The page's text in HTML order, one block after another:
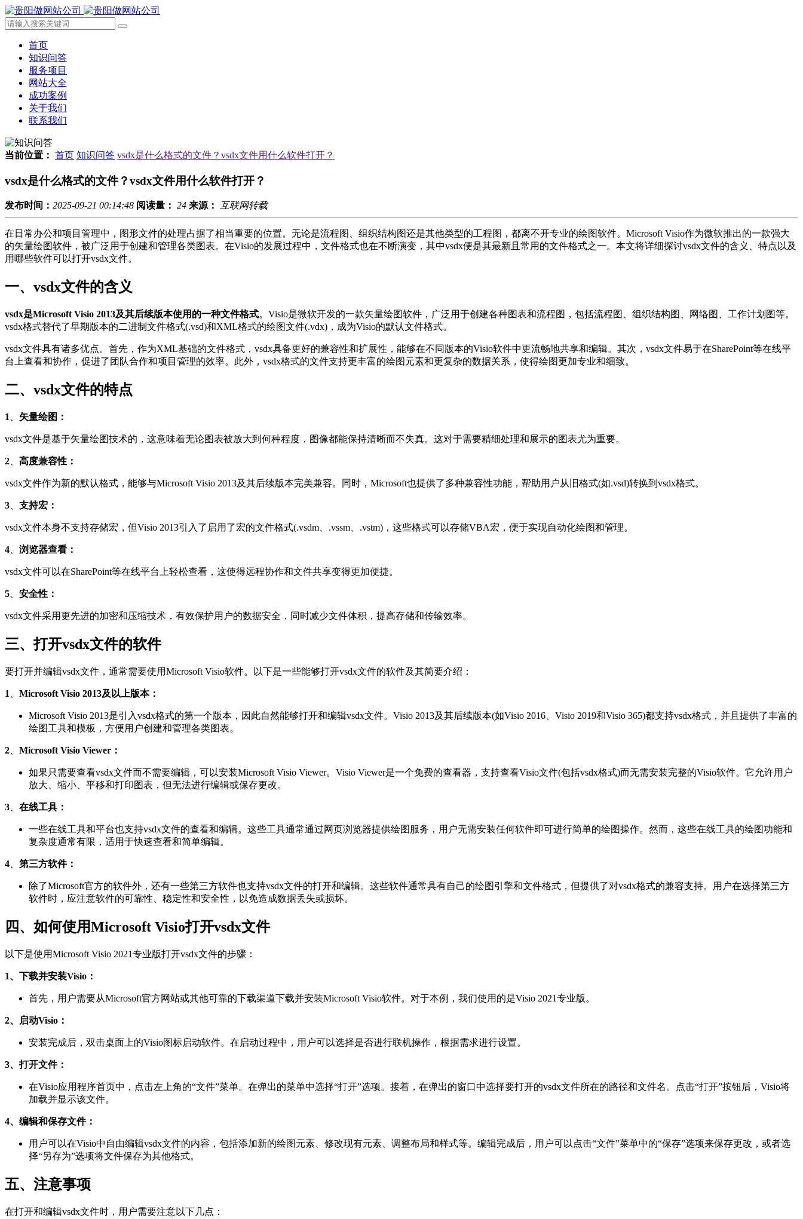
首页
知识问答
服务项目
网站大全
成功案例
关于我们
联系我们
当前位置： 首页 知识问答 vsdx是什么格式的文件？vsdx文件用什么软件打开？
vsdx是什么格式的文件？vsdx文件用什么软件打开？
发布时间： 2025-09-21 00:14:48 阅读量： 24 来源： 互联网转载
在日常办公和项目管理中，图形文件的处理占据了相当重要的位置。无论是流程图、组织结构图还是其他类型的工程图，都离不开专业的绘图软件。Microsoft Visio作为微软推出的一款强大
的矢量绘图软件，被广泛用于创建和管理各类图表。在Visio的发展过程中，文件格式也在不断演变，其中vsdx便是其最新且常用的文件格式之一。本文将详细探讨vsdx文件的含义、特点以及
用哪些软件可以打开vsdx文件。
一、vsdx文件的含义
vsdx是Microsoft Visio 2013及其后续版本使用的一种文件格式。Visio是微软开发的一款矢量绘图软件，广泛用于创建各种图表和流程图，包括流程图、组织结构图、网络图、工作计划图等。
vsdx格式替代了早期版本的二进制文件格式(.vsd)和XML格式的绘图文件(.vdx)，成为Visio的默认文件格式。
vsdx文件具有诸多优点。首先，作为XML基础的文件格式，vsdx具备更好的兼容性和扩展性，能够在不同版本的Visio软件中更流畅地共享和编辑。其次，vsdx文件易于在SharePoint等在线平
台上查看和协作，促进了团队合作和项目管理的效率。此外，vsdx格式的文件支持更丰富的绘图元素和更复杂的数据关系，使得绘图更加专业和细致。
二、vsdx文件的特点
1 矢量绘图：
vsdx文件是基于矢量绘图技术的，这意味着无论图表被放大到何种程度，图像都能保持清晰而不失真。这对于需要精细处理和展示的图表尤为重要。
2 高度兼容性：
vsdx文件作为新的默认格式，能够与Microsoft Visio 2013及其后续版本完美兼容。同时，Microsoft也提供了多种兼容性功能，帮助用户从旧格式(如.vsd)转换到vsdx格式。
3 支持宏：
vsdx文件本身不支持存储宏，但Visio 2013引入了启用了宏的文件格式(.vsdm、.vssm、.vstm)，这些格式可以存储VBA宏，便于实现自动化绘图和管理。
4 浏览器查看：
vsdx文件可以在SharePoint等在线平台上轻松查看，这使得远程协作和文件共享变得更加便捷。
5 安全性：
vsdx文件采用更先进的加密和压缩技术，有效保护用户的数据安全，同时减少文件体积，提高存储和传输效率。
三、打开vsdx文件的软件
要打开并编辑vsdx文件，通常需要使用Microsoft Visio软件。以下是一些能够打开vsdx文件的软件及其简要介绍：
1 Microsoft Visio 2013及以上版本：
Microsoft Visio 2013是引入vsdx格式的第一个版本，因此自然能够打开和编辑vsdx文件。Visio 2013及其后续版本(如Visio 2016、Visio 2019和Visio 365)都支持vsdx格式，并且提供了丰富的
绘图工具和模板，方便用户创建和管理各类图表。
2 Microsoft Visio Viewer：
如果只需要查看vsdx文件而不需要编辑，可以安装Microsoft Visio Viewer。Visio Viewer是一个免费的查看器，支持查看Visio文件(包括vsdx格式)而无需安装完整的Visio软件。它允许用户
放大、缩小、平移和打印图表，但无法进行编辑或保存更改。
3 在线工具：
一些在线工具和平台也支持vsdx文件的查看和编辑。这些工具通常通过网页浏览器提供绘图服务，用户无需安装任何软件即可进行简单的绘图操作。然而，这些在线工具的绘图功能和
复杂度通常有限，适用于快速查看和简单编辑。
4 第三方软件：
除了Microsoft官方的软件外，还有一些第三方软件也支持vsdx文件的打开和编辑。这些软件通常具有自己的绘图引擎和文件格式，但提供了对vsdx格式的兼容支持。用户在选择第三方
软件时，应注意软件的可靠性、稳定性和安全性，以免造成数据丢失或损坏。
四、如何使用Microsoft Visio打开vsdx文件
以下是使用Microsoft Visio 2021专业版打开vsdx文件的步骤：
1、下载并安装Visio：
首先，用户需要从Microsoft官方网站或其他可靠的下载渠道下载并安装Microsoft Visio软件。对于本例，我们使用的是Visio 2021专业版。
2、启动Visio：
安装完成后，双击桌面上的Visio图标启动软件。在启动过程中，用户可以选择是否进行联机操作，根据需求进行设置。
3、打开文件：
在Visio应用程序首页中，点击左上角的“文件”菜单。在弹出的菜单中选择“打开”选项。接着，在弹出的窗口中选择要打开的vsdx文件所在的路径和文件名。点击“打开”按钮后，Visio将
加载并显示该文件。
4、编辑和保存文件：
用户可以在Visio中自由编辑vsdx文件的内容，包括添加新的绘图元素、修改现有元素、调整布局和样式等。编辑完成后，用户可以点击“文件”菜单中的“保存”选项来保存更改，或者选
择“另存为”选项将文件保存为其他格式。
五、注意事项
在打开和编辑vsdx文件时，用户需要注意以下几点：